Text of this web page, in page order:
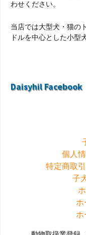
わせください。
当店では大型犬・猫の
ドルを中心とした小型
Daisyhil Facebook
個人
特定商取
子
ホ
ホ